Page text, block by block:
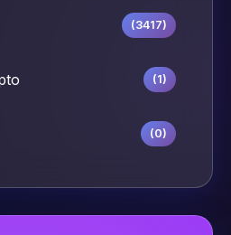
(3417)
(1)
(0)